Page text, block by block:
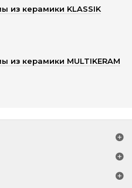
из керамики KLASSIK
из керамики MULTIKERAM